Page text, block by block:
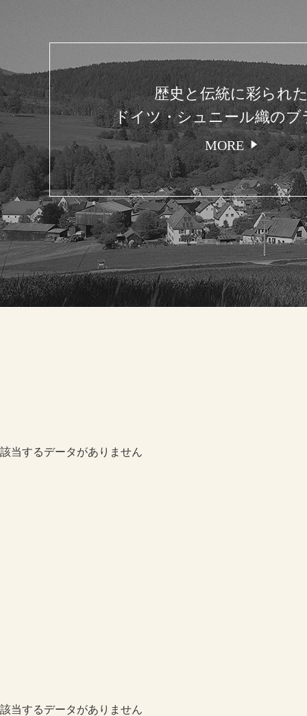
歴史と伝統に彩られ
ドイツ・シュニール織のブ
MORE
該当するデータがありません
該当するデータがありません